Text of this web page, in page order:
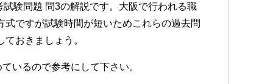
験問題 問3の解説です。大阪で行われる職
ですが試験時間が短いためこれらの過去問
おきましょう。
いるので参考にして下さい。